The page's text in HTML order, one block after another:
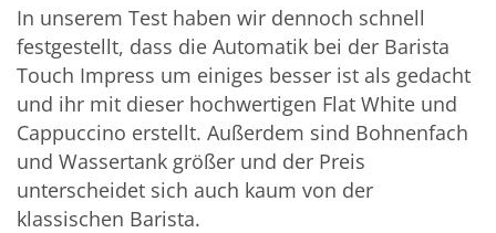
In unserem Test haben wir dennoch schnell
festgestellt, dass die Automatik bei der Barista
Touch Impress um einiges besser ist als gedacht
und ihr mit dieser hochwertigen Flat White und
Cappuccino erstellt. Außerdem sind Bohnenfach
und Wassertank größer und der Preis
unterscheidet sich auch kaum von der
klassischen Barista.